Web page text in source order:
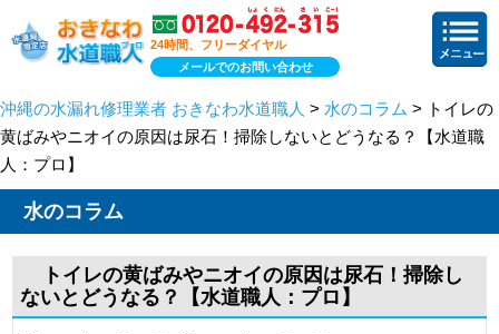
24時間、フリーダイヤル
メールでのお問い合わせ
沖縄の水漏れ修理業者 おきなわ水道職人 > 水のコラム > トイレの
黄ばみやニオイの原因は尿石！掃除しないとどうなる？【水道職
人：プロ】
水のコラム
トイレの黄ばみやニオイの原因は尿石！掃除し
ないとどうなる？【水道職人：プロ】